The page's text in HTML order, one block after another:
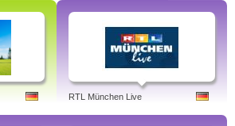
RTL München Live